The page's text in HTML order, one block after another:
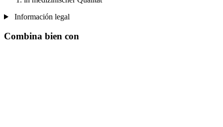
Información legal
Combina bien con